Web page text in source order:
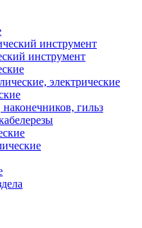
инструмент
электрические
гильз